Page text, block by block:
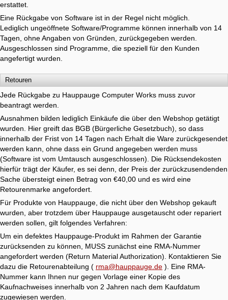
erstattet.
Eine Rückgabe von Software ist in der Regel nicht möglich.
Lediglich ungeöffnete Software/Programme können innerhalb von 14
Tagen, ohne Angaben von Gründen, zurückgegeben werden.
Ausgeschlossen sind Programme, die speziell für den Kunden
angefertigt wurden.
Retouren
Jede Rückgabe zu Hauppauge Computer Works muss zuvor
beantragt werden.
Ausnahmen bilden lediglich Einkäufe die über den Webshop getätigt
wurden. Hier greift das BGB (Bürgerliche Gesetzbuch), so dass
innerhalb der Frist von 14 Tagen nach Erhalt die Ware zurückgesendet
werden kann, ohne dass ein Grund angegeben werden muss
(Software ist vom Umtausch ausgeschlossen). Die Rücksendekosten
hierfür trägt der Käufer, es sei denn, der Preis der zurückzusendenden
Sache übersteigt einen Betrag von €40,00 und es wird eine
Retourenmarke angefordert.
Für Produkte von Hauppauge, die nicht über den Webshop gekauft
wurden, aber trotzdem über Hauppauge ausgetauscht oder repariert
werden sollen, gilt folgendes Verfahren:
Um ein defektes Hauppauge-Produkt im Rahmen der Garantie
zurücksenden zu können, MUSS zunächst eine RMA-Nummer
angefordert werden (Return Material Authorization). Kontaktieren Sie
dazu die Retourenabteilung ( rma@hauppauge.de ). Eine RMA-
Nummer kann Ihnen nur gegen Vorlage einer Kopie des
Kaufnachweises innerhalb von 2 Jahren nach dem Kaufdatum
zugewiesen werden.